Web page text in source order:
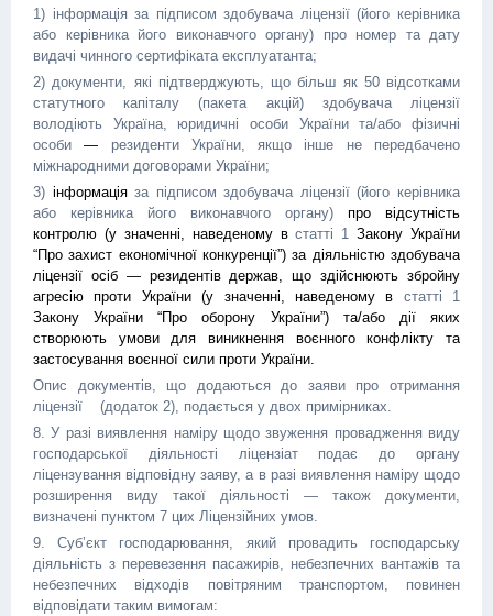
1) інформація за підписом здобувача ліцензії (його керівника
або керівника його виконавчого органу) про номер та дату
видачі чинного сертифіката експлуатанта;
2) документи, які підтверджують, що більш як 50 відсотками
статутного капіталу (пакета акцій) здобувача ліцензії
володіють Україна, юридичні особи України та/або фізичні
особи— резиденти України, якщо інше не передбачено
міжнародними договорами України;
3) інформаціяза підписом здобувача ліцензії (його керівника
або керівника його виконавчого органу) про відсутність
контролю (у значенні, наведеному в статті 1 Закону України
“Про захист економічної конкуренції”) за діяльністю здобувача
ліцензії осіб — резидентів держав, що здійснюють збройну
агресію проти України (у значенні, наведеному в
статті 1
Закону України “Про оборону України”) та/або дії яких
створюють умови для виникнення воєнного конфлікту та
застосування воєнної сили проти України.
Опис документів, що додаються до заяви про отримання
ліцензії (додаток 2), подається у двох примірниках.
8. У разі виявлення наміру щодо звуження провадження виду
господарської діяльності ліцензіат подає до органу
ліцензування відповідну заяву, а в разі виявлення наміру щодо
розширення виду такої діяльності — також документи,
визначені пунктом 7 цих Ліцензійних умов.
9. Суб’єкт господарювання, який провадить господарську
діяльність з перевезення пасажирів, небезпечних вантажів та
небезпечних відходів повітряним транспортом, повинен
відповідати таким вимогам: